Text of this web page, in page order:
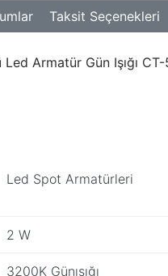
Taksit Seçenekleri
Led Armatür Gün Işığı
Led Spot Armatürleri
2 W
3200K Günışığı